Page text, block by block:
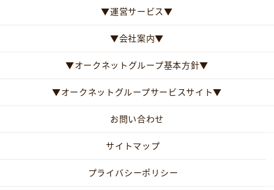
▼運営サービス▼
▼会社案内▼
▼オークネットグループ基本方針▼
▼オークネットグループサービスサイト▼
お問い合わせ
サイトマップ
プライバシーポリシー